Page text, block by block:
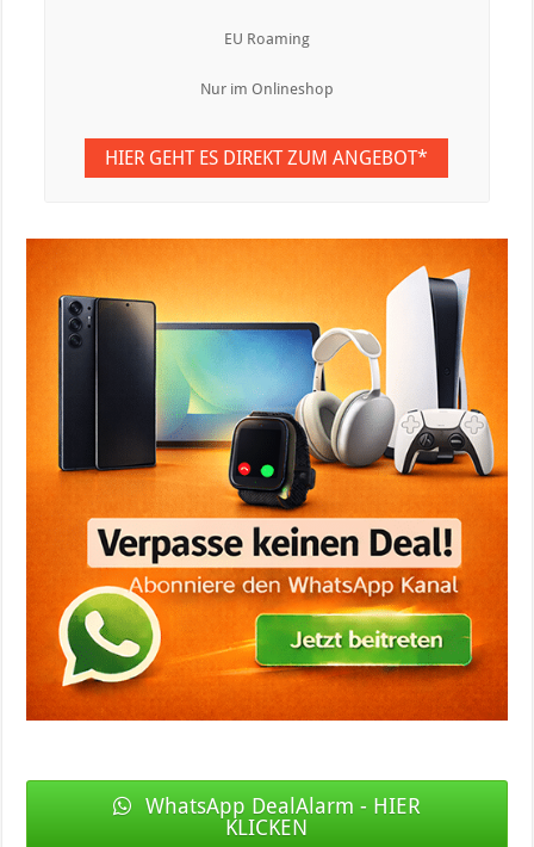
EU Roaming
Nur im Onlineshop
HIER GEHT ES DIREKT ZUM ANGEBOT*
WhatsApp DealAlarm - HIER
KLICKEN